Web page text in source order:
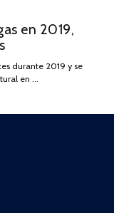
en 2019,
durante 2019 y se
en …